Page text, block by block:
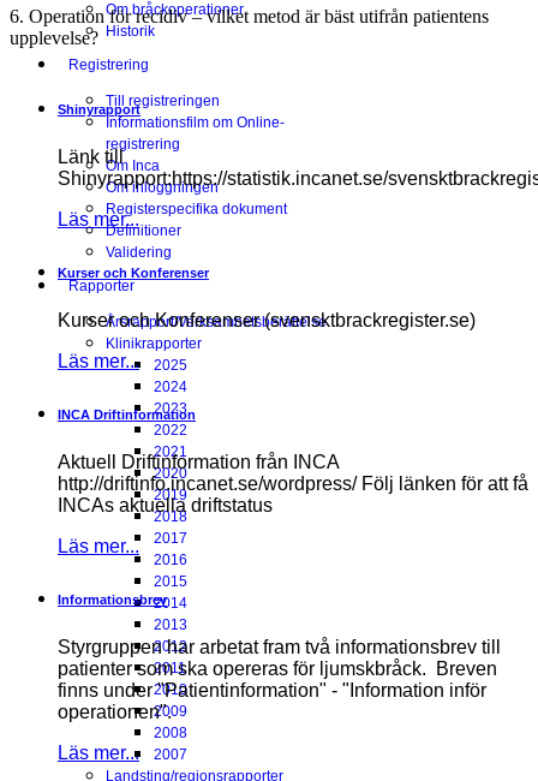
Om bråckoperationer
Historik
Registrering
Till registreringen
Informationsfilm om Online-
registrering
Om Inca
Om inloggningen
Registerspecifika dokument
Definitioner
Validering
Rapporter
Årsrapport/Verksamhetsberättelse
Klinikrapporter
2025
2024
2023
2022
2021
2020
2019
2018
2017
2016
2015
2014
2013
2012
2011
2010
2009
2008
2007
Landsting/regionsrapporter
6. Operation för recidiv – vilket metod är bäst utifrån patientens
upplevelse?
Shinyrapport
Länk till
Shinyrapport:https://statistik.incanet.se/
Läs mer...
Kurser och Konferenser
Kurser och Konferenser (svensktbrackregister.se)
Läs mer...
INCA Driftinformation
Aktuell Driftinformation från INCA
http://driftinfo.incanet.se/wordpress/ Följ länken för att få
INCAs aktuella driftstatus
Läs mer...
Informationsbrev
Styrgruppen har arbetat fram två informationsbrev till
patienter som ska opereras för ljumskbråck. Breven
finns under "Patientinformation" - "Information inför
operationen".
Läs mer...